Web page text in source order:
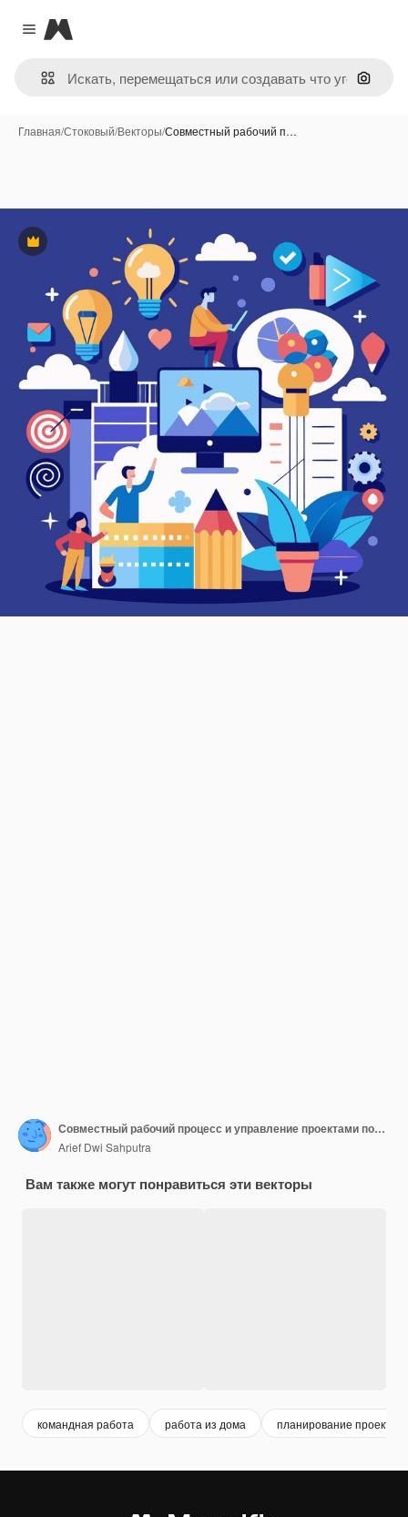
Close menu
Magnific
Поиск
Главная/Стоковый/Векторы/Совместный рабочий п…
Премиум
Совместный рабочий процесс и управление проектами повышают эффективность команды в цифровом рабочем пространстве
Arief Dwi Sahputra
Вам также могут понравиться эти векторы
командная работа работа из дома планирование проекта